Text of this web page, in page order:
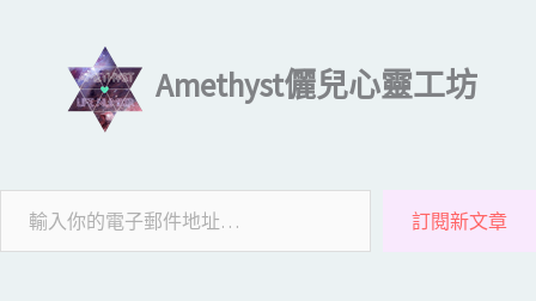
Amethyst儷兒心靈工坊
訂閱新文章